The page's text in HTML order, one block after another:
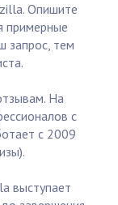
Опишите
примерные
запрос, тем
На
с
с 2009
выступает